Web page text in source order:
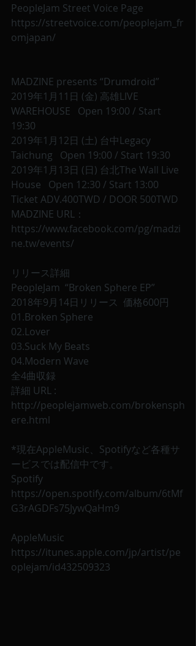
PeopleJam Street Voice Page
https://streetvoice.com/peoplejam_fr
omjapan/
MADZINE presents “Drumdroid”
2019年1月11日 (金) 高雄LIVE
WAREHOUSE   Open 19:00 / Start
19:30
2019年1月12日 (土) 台中Legacy
Taichung   Open 19:00 / Start 19:30
2019年1月13日 (日) 台北The Wall Live
House   Open 12:30 / Start 13:00
Ticket ADV.400TWD / DOOR 500TWD
MADZINE URL：
https://www.facebook.com/pg/madzi
ne.tw/events/
リリース詳細
PeopleJam  “Broken Sphere EP”
2018年9月14日リリース  価格600円
01.Broken Sphere
02.Lover
03.Suck My Beats
04.Modern Wave
全4曲収録
詳細 URL :
http://peoplejamweb.com/brokensph
ere.html
*現在AppleMusic、Spotifyなど各種サ
ービスでは配信中です。
Spotify
https://open.spotify.com/album/6tMf
G3rAGDFs75JywQaHm9
AppleMusic
https://itunes.apple.com/jp/artist/pe
oplejam/id432509323